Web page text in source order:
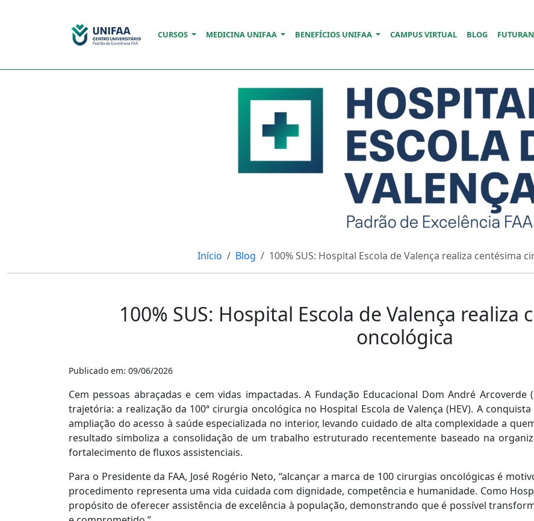
CURSOS MEDICINA UNIFAA BENEFÍCIOS UNIFAA CAMPUS VIRTUAL BLOG
Início Blog 100% SUS: Hospital Escola de Valença realiza centésima
100% SUS: Hospital Escola de Valença
oncológica
Publicado em: 09/06/2026
Cem pessoas abraçadas e cem vidas impactadas. A Fundação Educacional Dom André
trajetória: a realização da 100ª cirurgia oncológica no Hospital Escola de Valença (HEV). A
ampliação do acesso à saúde especializada no interior, levando cuidado de alta complexidade a
resultado simboliza a consolidação de um trabalho estruturado recentemente baseado na
fortalecimento de fluxos assistenciais.
Para o Presidente da FAA, José Rogério Neto, “alcançar a marca de 100 cirurgias oncológicas é
procedimento representa uma vida cuidada com dignidade, competência e humanidade. Como
propósito de oferecer assistência de excelência à população, demonstrando que é possível